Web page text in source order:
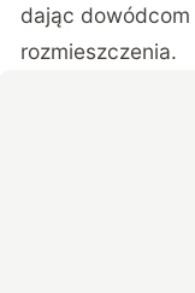
dając
rozmieszczenia.